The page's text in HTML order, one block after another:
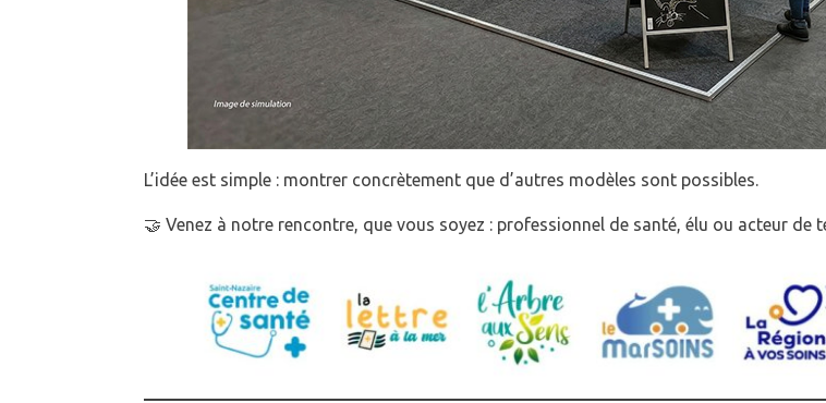
L’idée est simple : montrer concrètement que d’autres modèles sont possibles.
🤝 Venez à notre rencontre, que vous soyez : professionnel de santé, élu ou acteur